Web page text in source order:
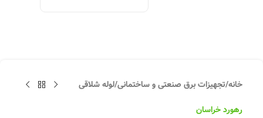
خانه/تجهیزات برق صنعتی و ساختمانی/لوله شلاقی
رهورد خراسان